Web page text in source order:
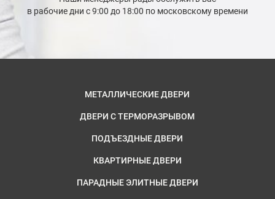
в рабочие дни с 9:00 до 18:00 по московскому времени
МЕТАЛЛИЧЕСКИЕ ДВЕРИ
ДВЕРИ С ТЕРМОРАЗРЫВОМ
ПОДЪЕЗДНЫЕ ДВЕРИ
КВАРТИРНЫЕ ДВЕРИ
ПАРАДНЫЕ ЭЛИТНЫЕ ДВЕРИ